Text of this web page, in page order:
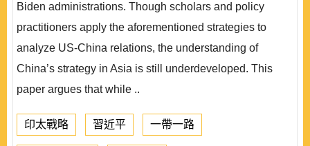
Biden administrations. Though scholars and policy
practitioners apply the aforementioned strategies to
analyze US-China relations, the understanding of
China’s strategy in Asia is still underdeveloped. This
paper argues that while ..
印太戰略 習近平 一帶一路